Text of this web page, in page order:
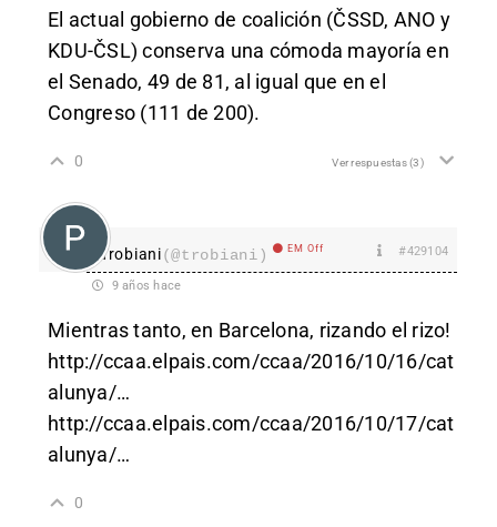
El actual gobierno de coalición (ČSSD, ANO y
KDU-ČSL) conserva una cómoda mayoría en
el Senado, 49 de 81, al igual que en el
Congreso (111 de 200).
0 Ver respuestas(3)
Trobiani(@trobiani) EM Off #429104
9 años hace
Mientras tanto, en Barcelona, rizando el rizo!
http://ccaa.elpais.com/ccaa/2016/10/16/cat
alunya/…
http://ccaa.elpais.com/ccaa/2016/10/17/cat
alunya/…
0